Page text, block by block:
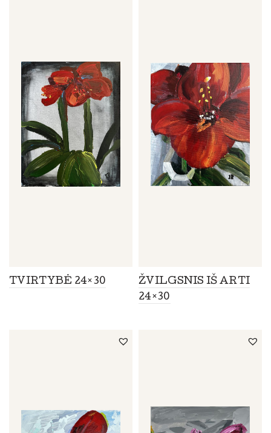
TVIRTYBĖ 24×30
ŽVILGSNIS IŠ ARTI
24×30